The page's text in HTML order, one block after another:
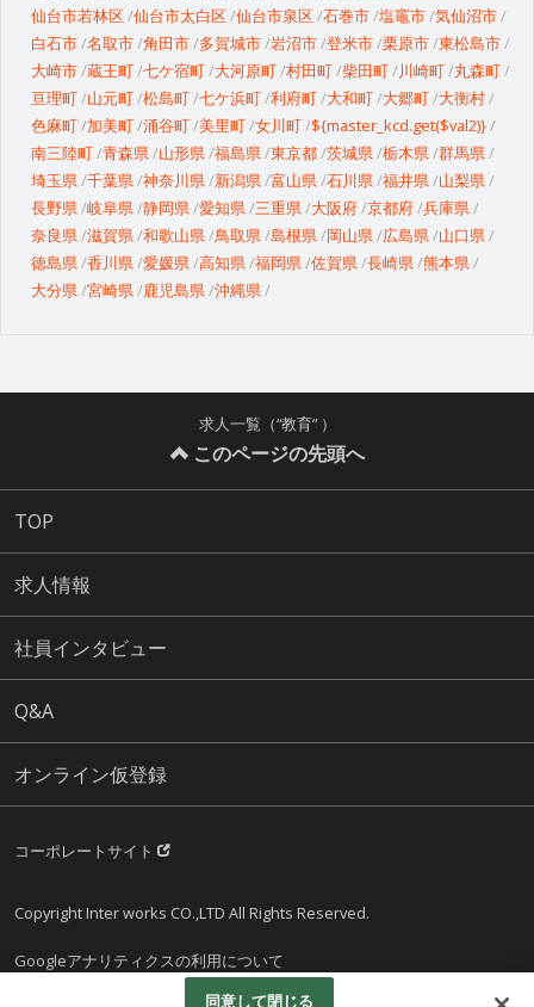
仙台市若林区 仙台市太白区 仙台市泉区 石巻市 塩竈市 気仙沼市
白石市 名取市 角田市 多賀城市 岩沼市 登米市 栗原市 東松島市
大崎市 蔵王町 七ケ宿町 大河原町 村田町 柴田町 川崎町 丸森町
亘理町 山元町 松島町 七ケ浜町 利府町 大和町 大郷町 大衡村
色麻町 加美町 涌谷町 美里町 女川町 ${master_kcd.get($val2)}
南三陸町 青森県 山形県 福島県 東京都 茨城県 栃木県 群馬県
埼玉県 千葉県 神奈川県 新潟県 富山県 石川県 福井県 山梨県
長野県 岐阜県 静岡県 愛知県 三重県 大阪府 京都府 兵庫県
奈良県 滋賀県 和歌山県 鳥取県 島根県 岡山県 広島県 山口県
徳島県 香川県 愛媛県 高知県 福岡県 佐賀県 長崎県 熊本県
大分県 宮崎県 鹿児島県 沖縄県
求人一覧（“教育” ）
このページの先頭へ
TOP
求人情報
社員インタビュー
Q&A
オンライン仮登録
コーポレートサイト
Copyright Inter works CO.,LTD All Rights Reserved.
Googleアナリティクスの利用について
同意して閉じる